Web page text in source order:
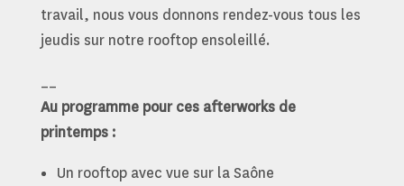
travail, nous vous donnons rendez-vous tous les
jeudis sur notre rooftop ensoleillé.
Au programme pour ces afterworks de
printemps :
Un rooftop avec vue sur la Saône